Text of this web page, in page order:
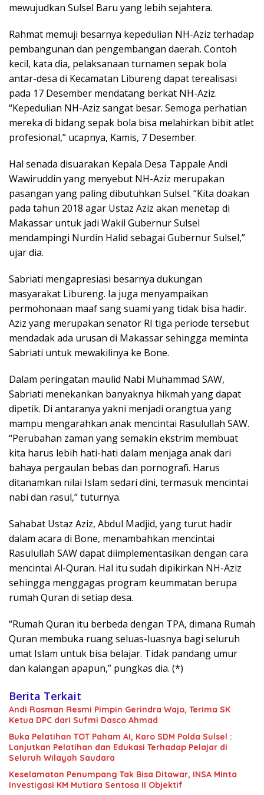
mewujudkan Sulsel Baru yang lebih sejahtera.
Rahmat memuji besarnya kepedulian NH-Aziz terhadap
pembangunan dan pengembangan daerah. Contoh
kecil, kata dia, pelaksanaan turnamen sepak bola
antar-desa di Kecamatan Libureng dapat terealisasi
pada 17 Desember mendatang berkat NH-Aziz.
“Kepedulian NH-Aziz sangat besar. Semoga perhatian
mereka di bidang sepak bola bisa melahirkan bibit atlet
profesional,” ucapnya, Kamis, 7 Desember.
Hal senada disuarakan Kepala Desa Tappale Andi
Wawiruddin yang menyebut NH-Aziz merupakan
pasangan yang paling dibutuhkan Sulsel. “Kita doakan
pada tahun 2018 agar Ustaz Aziz akan menetap di
Makassar untuk jadi Wakil Gubernur Sulsel
mendampingi Nurdin Halid sebagai Gubernur Sulsel,”
ujar dia.
Sabriati mengapresiasi besarnya dukungan
masyarakat Libureng. Ia juga menyampaikan
permohonaan maaf sang suami yang tidak bisa hadir.
Aziz yang merupakan senator RI tiga periode tersebut
mendadak ada urusan di Makassar sehingga meminta
Sabriati untuk mewakilinya ke Bone.
Dalam peringatan maulid Nabi Muhammad SAW,
Sabriati menekankan banyaknya hikmah yang dapat
dipetik. Di antaranya yakni menjadi orangtua yang
mampu mengarahkan anak mencintai Rasulullah SAW.
“Perubahan zaman yang semakin ekstrim membuat
kita harus lebih hati-hati dalam menjaga anak dari
bahaya pergaulan bebas dan pornografi. Harus
ditanamkan nilai Islam sedari dini, termasuk mencintai
nabi dan rasul,” tuturnya.
Sahabat Ustaz Aziz, Abdul Madjid, yang turut hadir
dalam acara di Bone, menambahkan mencintai
Rasulullah SAW dapat diimplementasikan dengan cara
mencintai Al-Quran. Hal itu sudah dipikirkan NH-Aziz
sehingga menggagas program keummatan berupa
rumah Quran di setiap desa.
“Rumah Quran itu berbeda dengan TPA, dimana Rumah
Quran membuka ruang seluas-luasnya bagi seluruh
umat Islam untuk bisa belajar. Tidak pandang umur
dan kalangan apapun,” pungkas dia. (*)
Berita Terkait
Andi Rosman Resmi Pimpin Gerindra Wajo, Terima SK
Ketua DPC dari Sufmi Dasco Ahmad
Buka Pelatihan TOT Paham AI, Karo SDM Polda Sulsel :
Lanjutkan Pelatihan dan Edukasi Terhadap Pelajar di
Seluruh Wilayah Saudara
Keselamatan Penumpang Tak Bisa Ditawar, INSA Minta
Investigasi KM Mutiara Sentosa II Objektif